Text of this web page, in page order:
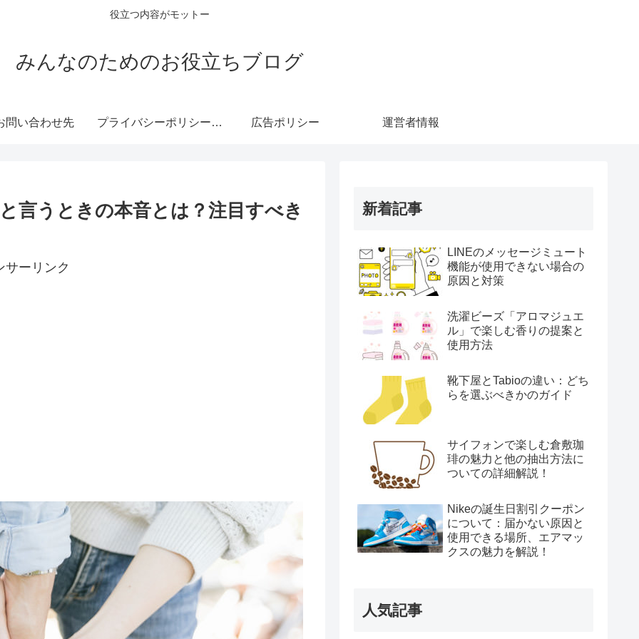
役立つ内容がモットー
みんなのためのお役立ちブログ
問い合わせ先 プライバシーポリシー・免責事項 広告ポリシー 運営者情報
言うときの本音とは？注目すべき
サーリンク
新着記事
LINEのメッセージミュート
機能が使用できない場合の
原因と対策
洗濯ビーズ「アロマジュエ
ル」で楽しむ香りの提案と
使用方法
靴下屋とTabioの違い：どち
らを選ぶべきかのガイド
サイフォンで楽しむ倉敷珈
琲の魅力と他の抽出方法に
ついての詳細解説！
Nikeの誕生日割引クーポン
について：届かない原因と
使用できる場所、エアマッ
クスの魅力を解説！
人気記事